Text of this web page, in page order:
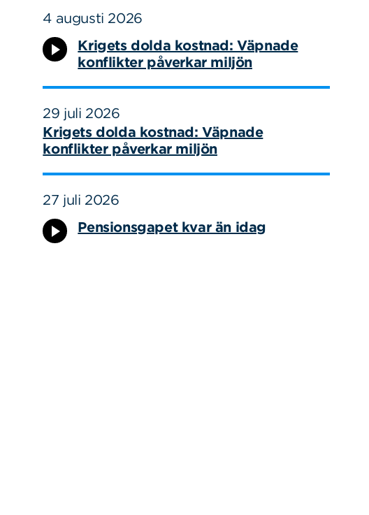
4 augusti 2026
Krigets dolda kostnad: Väpnade
konflikter påverkar miljön
29 juli 2026
Krigets dolda kostnad: Väpnade
konflikter påverkar miljön
27 juli 2026
Pensionsgapet kvar än idag